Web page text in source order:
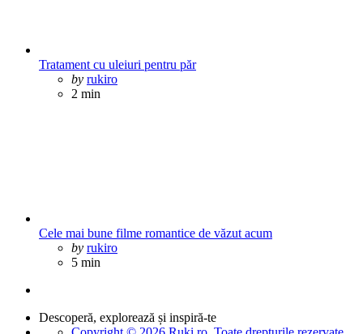
Tratament cu uleiuri pentru păr
Posted
by rukiro
2 min
Cele mai bune filme romantice de văzut acum
Posted
by rukiro
5 min
Descoperă, explorează și inspiră-te